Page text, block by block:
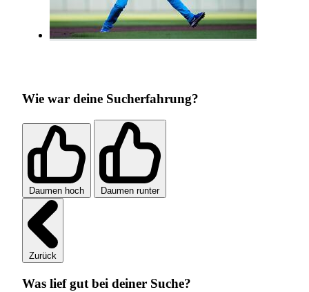
Wie war deine Sucherfahrung?
Daumen hoch Daumen runter
Zurück
Was lief gut bei deiner Suche?